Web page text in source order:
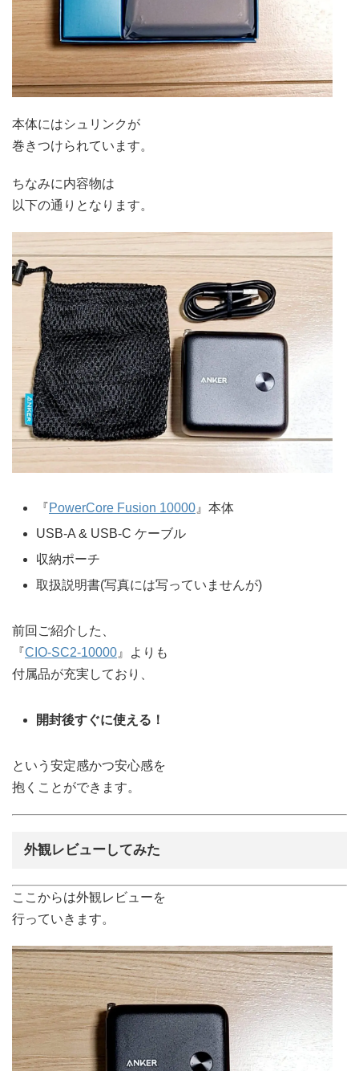
本体にはシュリンクが
巻きつけられています。
ちなみに内容物は
以下の通りとなります。
『PowerCore Fusion 10000』本体
USB-A & USB-C ケーブル
収納ポーチ
取扱説明書(写真には写っていませんが)
前回ご紹介した、
『CIO-SC2-10000』よりも
付属品が充実しており、
開封後すぐに使える！
という安定感かつ安心感を
抱くことができます。
外観レビューしてみた
ここからは外観レビューを
行っていきます。